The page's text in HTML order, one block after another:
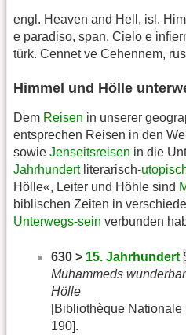
engl. Heaven and Hell, isl.
e paradiso, span. Cielo e
türk. Cennet ve Cehennem,
Himmel und Hölle
Dem Reisen in unserer
entsprechen Reisen in den
sowie Jenseitsreisen in die
Jahrhundertliterarisch-
Hölle«, Leiter und Höhle sind
biblischen Zeiten in
Unterwegs-sein verbunden
630 > 15. Jahrhundert
Muhammeds
Hölle
[Bibliothèque
190].